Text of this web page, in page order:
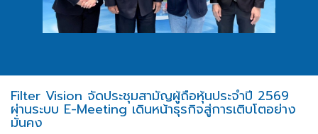
Filter Vision จัดประชุมสามัญผู้ถือหุ้นประจำปี 2569
ผ่านระบบ E-Meeting เดินหน้าธุรกิจสู่การเติบโตอย่าง
มั่นคง